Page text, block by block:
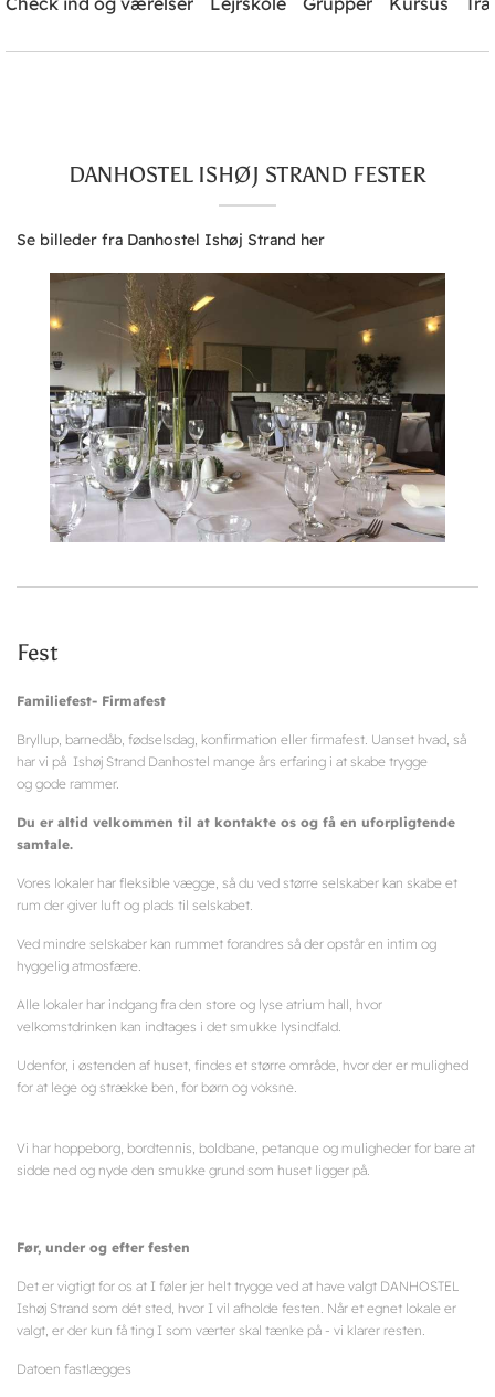
Brug for hjælp? Ring+45 4353 5015
DANHOSTEL ISHØJ STRAND FESTER
Se billeder fra Danhostel Ishøj Strand her
Fest
Familiefest- Firmafest
Bryllup, barnedåb, fødselsdag, konfirmation eller firmafest. Uanset hvad, så
har vi på Ishøj Strand Danhostel mange års erfaring i at skabe trygge
og gode rammer.
Du er altid velkommen til at kontakte os og få en uforpligtende
samtale.
Vores lokaler har fleksible vægge, så du ved større selskaber kan skabe et
rum der giver luft og plads til selskabet.
Ved mindre selskaber kan rummet forandres så der opstår en intim og
hyggelig atmosfære.
Alle lokaler har indgang fra den store og lyse atrium hall, hvor
velkomstdrinken kan indtages i det smukke lysindfald.
Udenfor, i østenden af huset, findes et større område, hvor der er mulighed
for at lege og strække ben, for børn og voksne.
Vi har hoppeborg, bordtennis, boldbane, petanque og muligheder for bare at
sidde ned og nyde den smukke grund som huset ligger på.
Før, under og efter festen
Det er vigtigt for os at I føler jer helt trygge ved at have valgt DANHOSTEL
Ishøj Strand som dét sted, hvor I vil afholde festen. Når et egnet lokale er
valgt, er der kun få ting I som værter skal tænke på - vi klarer resten.
Datoen fastlægges